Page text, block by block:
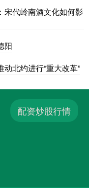
宋代岭南酒文化如何影
阳
北约进行“重大改革”
配资炒股行情